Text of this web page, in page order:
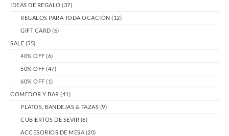
IDEAS DE REGALO (37)
REGALOS PARA TODA OCACIÓN (12)
GIFT CARD (6)
SALE (55)
40% OFF (6)
50% OFF (47)
60% OFF (1)
COMEDOR Y BAR (41)
PLATOS, BANDEJAS & TAZAS (9)
CUBIERTOS DE SEVIR (6)
ACCESORIOS DE MESA (20)